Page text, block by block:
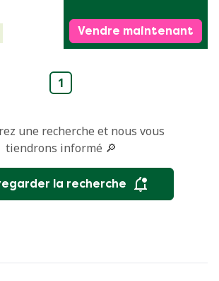
Vendre maintenant
1
une recherche et nous vous
tiendrons informé 🔎
la recherche